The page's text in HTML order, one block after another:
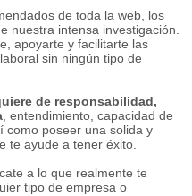
de toda la web, los
nuestra intensa investigación.
apoyarte y facilitarte las
sin ningún tipo de
de responsabilidad,
, entendimiento, capacidad de
como poseer una solida y
te ayude a tener éxito.
a lo que realmente te
tipo de empresa o